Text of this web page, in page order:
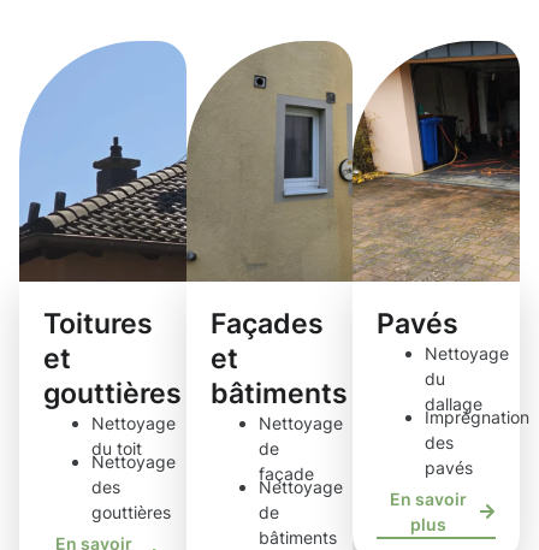
Toitures
et
gouttières
Nettoyage
du toit
Nettoyage
des
gouttières
En savoir
Façades
et
bâtiments
Nettoyage
de
façade
Nettoyage
de
bâtiments
Pavés
Nettoyage
du
dallage
Imprégnation
des
pavés
En savoir
plus